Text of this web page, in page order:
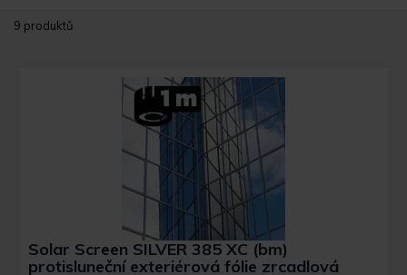
9 produktů
Solar Screen SILVER 385 XC (bm)
protisluneční exteriérová fólie zrcadlová